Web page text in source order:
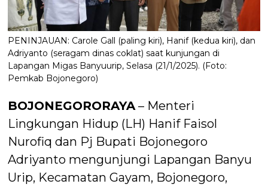
PENINJAUAN: Carole Gall (paling kiri), Hanif (kedua kiri), dan
Adriyanto (seragam dinas coklat) saat kunjungan di
Lapangan Migas Banyuurip, Selasa (21/1/2025). (Foto:
Pemkab Bojonegoro)
BOJONEGORORAYA – Menteri
Lingkungan Hidup (LH) Hanif Faisol
Nurofiq dan Pj Bupati Bojonegoro
Adriyanto mengunjungi Lapangan Banyu
Urip, Kecamatan Gayam, Bojonegoro,